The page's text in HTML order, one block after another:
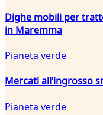
Dighe mobili per
in Maremma
Pianeta verde
Mercati all’ingrosso
Pianeta verde